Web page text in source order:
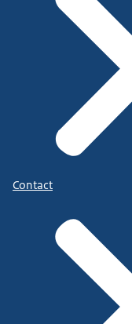
Contact